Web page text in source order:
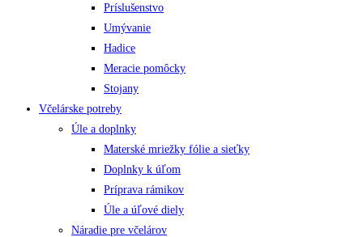
Príslušenstvo
Umývanie
Hadice
Meracie pomôcky
Stojany
Včelárske potreby
Úle a doplnky
Materské mriežky fólie a sieťky
Doplnky k úľom
Príprava rámikov
Úle a úľové diely
Náradie pre včelárov